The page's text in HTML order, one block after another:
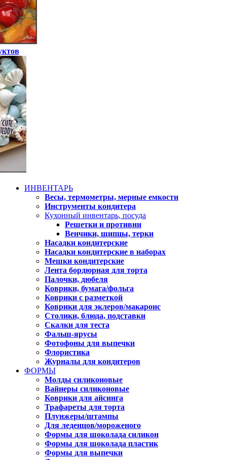
ИНВЕНТАРЬ
Весы, термометры, мерные емкости
Инструменты кондитера
Кухонный инвентарь, посуда
Решетки и противни
Венчики, щипцы, терки
Насадки кондитерские
Насадки кондитерские в наборах
Мешки кондитерские
Лента бордюрная для торта
Палочки, дюбеля
Коврики, бумага/фольга
Коврики с разметкой
Коврики для эклеров/макаронс
Столики, блюда, подставки
Скалки для теста
Фальш-ярусы
Фотофоны для выпечки
Флористика
Журналы для кондитеров
ФОРМЫ
Молды силиконовые
Вайнеры силиконовые
Коврики для айсинга
Трафареты для торта
Плунжеры/штампы
Для леденцов/мороженого
Формы для шоколада силикон
Формы для шоколада пластик
Формы для выпечки